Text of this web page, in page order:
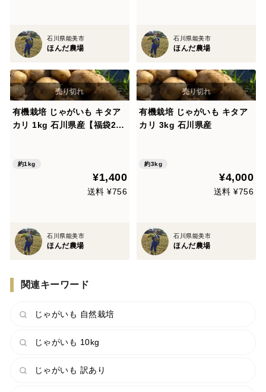
石川県能美市
ほんだ農場
石川県能美市
ほんだ農場
有機栽培 じゃがいも キタア
カリ 1kg 石川県産【福袋202
約1kg
¥1,400
送料 ¥756
石川県能美市
ほんだ農場
有機栽培 じゃがいも キタア
カリ 3kg 石川県産
約3kg
¥4,000
送料 ¥756
石川県能美市
ほんだ農場
関連キーワード
じゃがいも 自然栽培
じゃがいも 10kg
じゃがいも 訳あり